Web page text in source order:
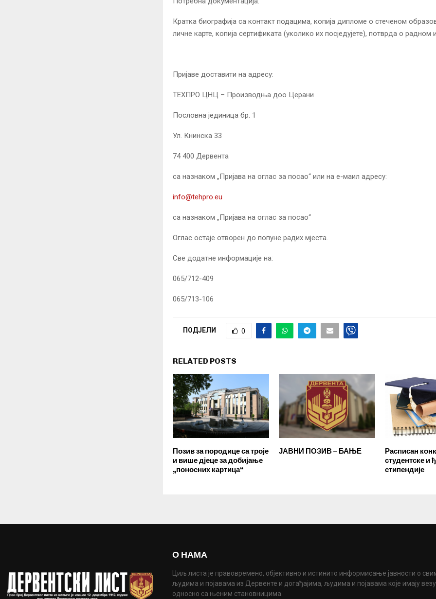
Кратка биографија са контакт подацима, копија дипломе о стеченом
личне карте, копија сертификата (уколико их посједујете), потврда о радном
Пријаве доставити на адресу:
ТЕХПРО ЦНЦ – Производња доо Церани
Пословна јединица бр. 1
Ул. Книнска 33
74 400 Дервента
са назнаком „Пријава на оглас за посао“ или на е-маил адресу:
info@tehpro.eu
са назнаком „Пријава на оглас за посао“
Оглас остаје отворен до попуне радих мјеста.
Све додатне информације на:
065/712-409
065/713-106
ПОДЈЕЛИ 0
RELATED POSTS
Позив за породице са троје
и више дјеце за добијање
„поносних картица“
ЈАВНИ ПОЗИВ – БАЊЕ
Расписан
студентске и
стипендије
О НАМА
Циљ листа је правовремено, објективно и истинито информисање јавности о
људима и појавама из Дервенте и догађајима, људима и појавама које имају
односно са њеним становницима.